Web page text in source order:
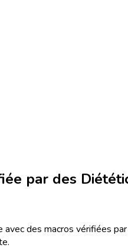
par des
des macros vérifiées